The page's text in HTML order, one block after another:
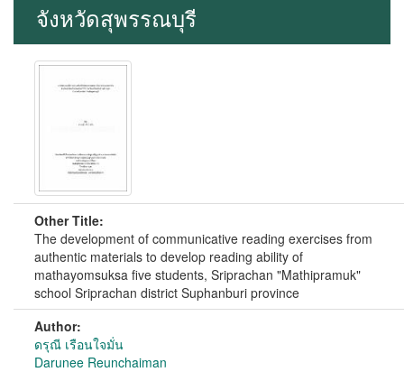
จังหวัดสุพรรณบุรี
Other Title:
The development of communicative reading exercises from
authentic materials to develop reading ability of
mathayomsuksa five students, Sriprachan "Mathipramuk"
school Sriprachan district Suphanburi province
Author:
ดรุณี เรือนใจมั่น
Darunee Reunchaiman